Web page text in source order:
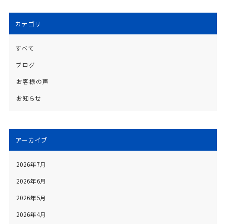
カテゴリ
すべて
ブログ
お客様の声
お知らせ
アーカイブ
2026年7月
2026年6月
2026年5月
2026年4月